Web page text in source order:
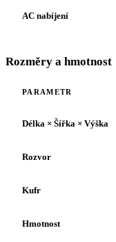
AC nabíjení
Rozměry a hmotnost
PARAMETR
Délka × Šířka × Výška
Rozvor
Kufr
Hmotnost